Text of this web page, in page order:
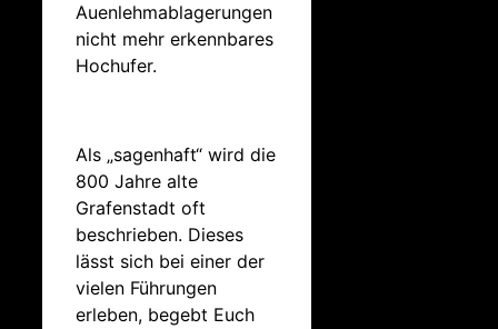
Auenlehmablagerungen
nicht mehr erkennbares
Hochufer.
Als „sagenhaft“ wird die
800 Jahre alte
Grafenstadt oft
beschrieben. Dieses
lässt sich bei einer der
vielen Führungen
erleben, begebt Euch